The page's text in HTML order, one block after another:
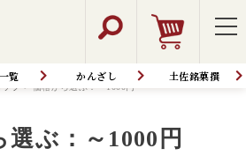
覧 かんざし 土佐銘菓撰
プ 価格から選ぶ：～1000円
選ぶ：～1000円